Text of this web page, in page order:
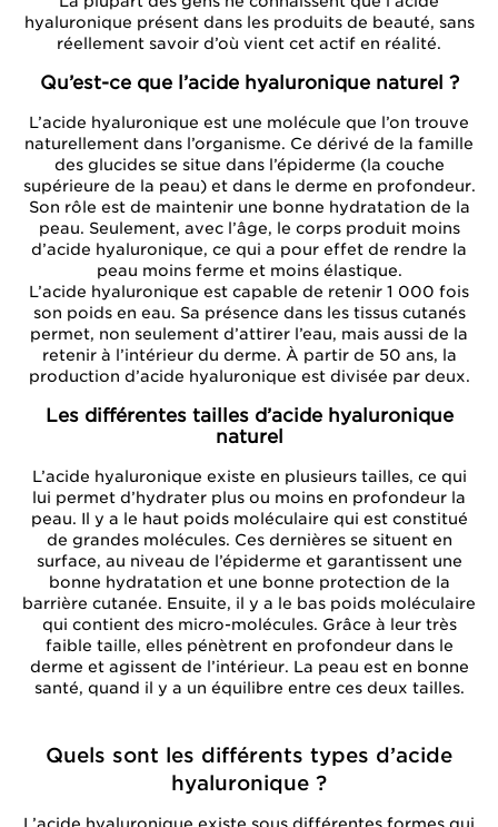
hyaluronique présent dans les produits de beauté, sans
réellement savoir d’où vient cet actif en réalité.
Qu’est-ce que l’acide hyaluronique naturel ?
L’acide hyaluronique est une molécule que l’on trouve
naturellement dans l’organisme. Ce dérivé de la famille
des glucides se situe dans l’épiderme (la couche
supérieure de la peau) et dans le derme en profondeur.
Son rôle est de maintenir une bonne hydratation de la
peau. Seulement, avec l’âge, le corps produit moins
d’acide hyaluronique, ce qui a pour effet de rendre la
peau moins ferme et moins élastique.
L’acide hyaluronique est capable de retenir 1 000 fois
son poids en eau. Sa présence dans les tissus cutanés
permet, non seulement d’attirer l’eau, mais aussi de la
retenir à l’intérieur du derme. À partir de 50 ans, la
production d’acide hyaluronique est divisée par deux.
Les différentes tailles d’acide hyaluronique
naturel
L’acide hyaluronique existe en plusieurs tailles, ce qui
lui permet d’hydrater plus ou moins en profondeur la
peau. Il y a le haut poids moléculaire qui est constitué
de grandes molécules. Ces dernières se situent en
surface, au niveau de l’épiderme et garantissent une
bonne hydratation et une bonne protection de la
barrière cutanée. Ensuite, il y a le bas poids moléculaire
qui contient des micro-molécules. Grâce à leur très
faible taille, elles pénètrent en profondeur dans le
derme et agissent de l’intérieur. La peau est en bonne
santé, quand il y a un équilibre entre ces deux tailles.
Quels sont les différents types d’acide
hyaluronique ?
L’acide hyaluronique existe sous différentes formes qui